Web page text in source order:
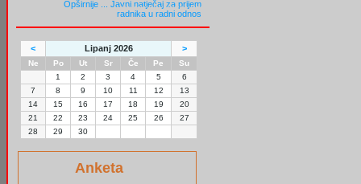
Opširnije ... Javni natječaj za prijem
radnika u radni odnos
< Lipanj 2026 >
Ne Po Ut Sr Če Pe
Su
1
2 3 4 5
6
7
8 9 10 11 12
13
14
15 16 17 18 19
20
21
22 23 24 25 26
27
28
29 30
Anketa